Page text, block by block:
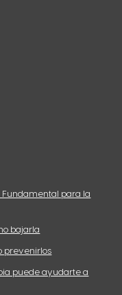
Fundamental para la
bajarla
prevenirlos
puede ayudarte a